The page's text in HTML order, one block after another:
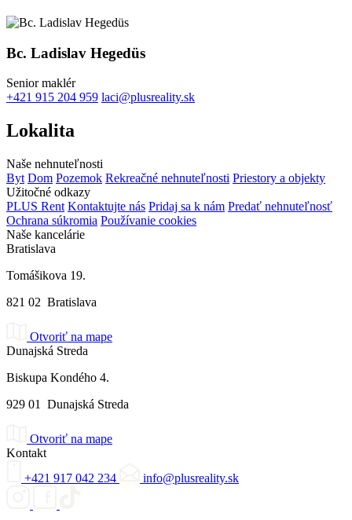
Bc. Ladislav Hegedüs
Senior maklér
+421 915 204 959 laci@plusreality.sk
Lokalita
Naše nehnuteľnosti
Byt Dom Pozemok Rekreačné nehnuteľnosti Priestory a objekty
Užitočné odkazy
PLUS Rent Kontaktujte nás Pridaj sa k nám Predať nehnuteľnosť
Ochrana súkromia Používanie cookies
Naše kancelárie
Bratislava
Tomášikova 19.
821 02 Bratislava
Otvoriť na mape
Dunajská Streda
Biskupa Kondého 4.
929 01 Dunajská Streda
Otvoriť na mape
Kontakt
+421 917 042 234
info@plusreality.sk